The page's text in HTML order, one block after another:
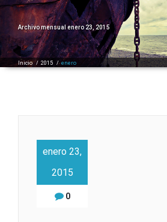
Archivo mensual enero 23, 2015
Inicio / 2015 / enero
enero 23,
2015
0